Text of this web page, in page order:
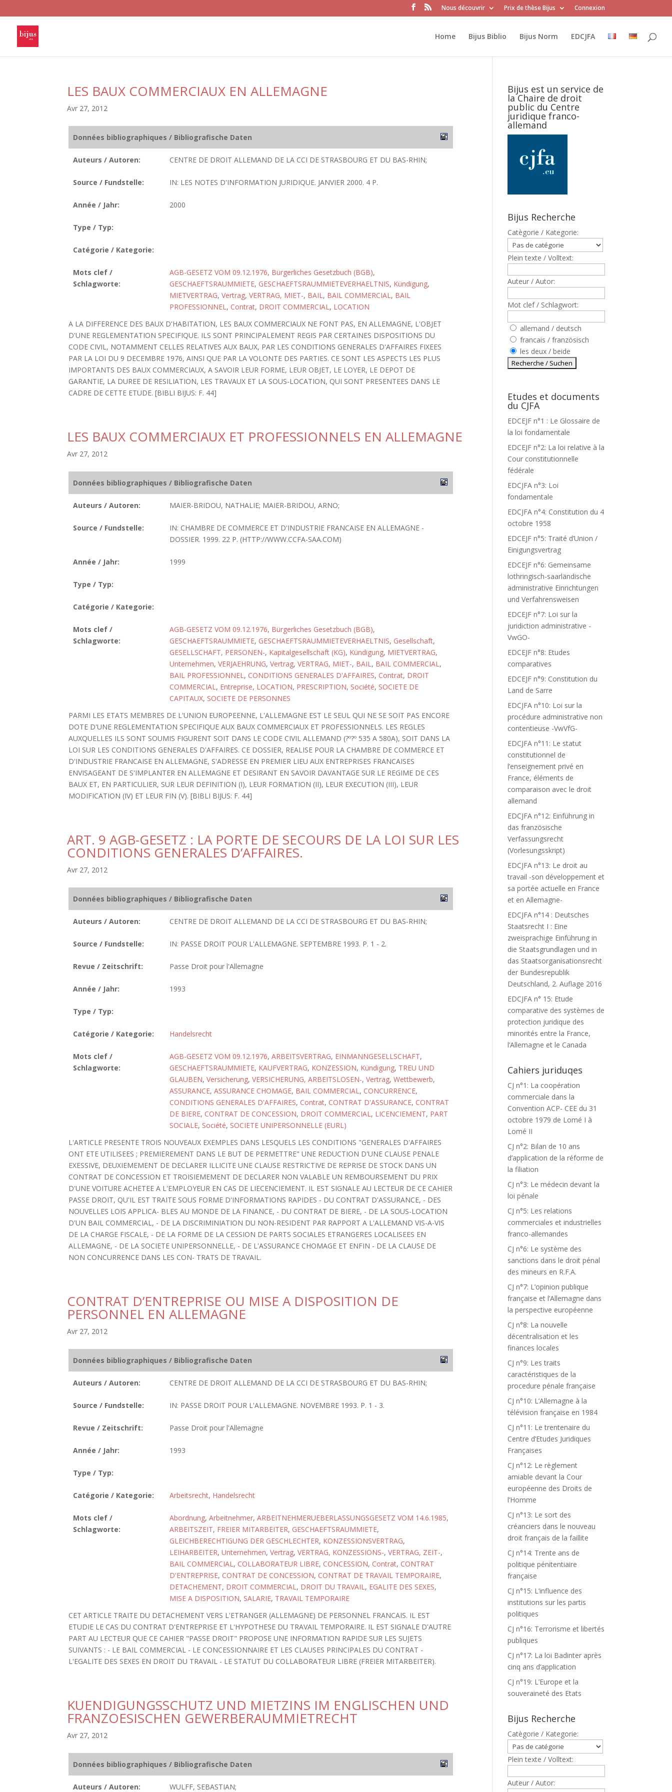
Nous découvrir Prix de thèse Bijus Connexion
Home Bijus Biblio Bijus Norm EDCJFA
LES BAUX COMMERCIAUX EN ALLEMAGNE
Avr 27, 2012
Données bibliographiques / Bibliografische Daten
Auteurs / Autoren: CENTRE DE DROIT ALLEMAND DE LA CCI DE STRASBOURG ET DU BAS-RHIN;
Source / Fundstelle: IN: LES NOTES D'INFORMATION JURIDIQUE. JANVIER 2000. 4 P.
Année / Jahr: 2000
Type / Typ:
Catégorie / Kategorie:
Mots clef /
Schlagworte:
AGB-GESETZ VOM 09.12.1976, Bürgerliches Gesetzbuch (BGB),
GESCHAEFTSRAUMMIETE, GESCHAEFTSRAUMMIETEVERHAELTNIS, Kündigung,
MIETVERTRAG, Vertrag, VERTRAG, MIET-, BAIL, BAIL COMMERCIAL, BAIL
PROFESSIONNEL, Contrat, DROIT COMMERCIAL, LOCATION
A LA DIFFERENCE DES BAUX D'HABITATION, LES BAUX COMMERCIAUX NE FONT PAS, EN ALLEMAGNE, L'OBJET
D'UNE REGLEMENTATION SPECIFIQUE. ILS SONT PRINCIPALEMENT REGIS PAR CERTAINES DISPOSITIONS DU
CODE CIVIL, NOTAMMENT CELLES RELATIVES AUX BAUX, PAR LES CONDITIONS GENERALES D'AFFAIRES FIXEES
PAR LA LOI DU 9 DECEMBRE 1976, AINSI QUE PAR LA VOLONTE DES PARTIES. CE SONT LES ASPECTS LES PLUS
IMPORTANTS DES BAUX COMMERCIAUX, A SAVOIR LEUR FORME, LEUR OBJET, LE LOYER, LE DEPOT DE
GARANTIE, LA DUREE DE RESILIATION, LES TRAVAUX ET LA SOUS-LOCATION, QUI SONT PRESENTEES DANS LE
CADRE DE CETTE ETUDE. [BIBLI BIJUS: F. 44]
LES BAUX COMMERCIAUX ET PROFESSIONNELS EN ALLEMAGNE
Avr 27, 2012
Données bibliographiques / Bibliografische Daten
Auteurs / Autoren: MAIER-BRIDOU, NATHALIE; MAIER-BRIDOU, ARNO;
Source / Fundstelle:
IN: CHAMBRE DE COMMERCE ET D'INDUSTRIE FRANCAISE EN ALLEMAGNE -
DOSSIER. 1999. 22 P. (HTTP://WWW.CCFA-SAA.COM)
Année / Jahr: 1999
Type / Typ:
Catégorie / Kategorie:
Mots clef /
Schlagworte:
AGB-GESETZ VOM 09.12.1976, Bürgerliches Gesetzbuch (BGB),
GESCHAEFTSRAUMMIETE, GESCHAEFTSRAUMMIETEVERHAELTNIS, Gesellschaft,
GESELLSCHAFT, PERSONEN-, Kapitalgesellschaft (KG), Kündigung, MIETVERTRAG,
Unternehmen, VERJAEHRUNG, Vertrag, VERTRAG, MIET-, BAIL, BAIL COMMERCIAL,
BAIL PROFESSIONNEL, CONDITIONS GENERALES D'AFFAIRES, Contrat, DROIT
COMMERCIAL, Entreprise, LOCATION, PRESCRIPTION, Société, SOCIETE DE
CAPITAUX, SOCIETE DE PERSONNES
PARMI LES ETATS MEMBRES DE L'UNION EUROPEENNE, L'ALLEMAGNE EST LE SEUL QUI NE SE SOIT PAS ENCORE
DOTE D'UNE REGLEMENTATION SPECIFIQUE AUX BAUX COMMERCIAUX ET PROFESSIONNELS. LES REGLES
AUXQUELLES ILS SONT SOUMIS FIGURENT SOIT DANS LE CODE CIVIL ALLEMAND (?º?º 535 A 580A), SOIT DANS LA
LOI SUR LES CONDITIONS GENERALES D'AFFAIRES. CE DOSSIER, REALISE POUR LA CHAMBRE DE COMMERCE ET
D'INDUSTRIE FRANCAISE EN ALLEMAGNE, S'ADRESSE EN PREMIER LIEU AUX ENTREPRISES FRANCAISES
ENVISAGEANT DE S'IMPLANTER EN ALLEMAGNE ET DESIRANT EN SAVOIR DAVANTAGE SUR LE REGIME DE CES
BAUX ET, EN PARTICULIER, SUR LEUR DEFINITION (I), LEUR FORMATION (II), LEUR EXECUTION (III), LEUR
MODIFICATION (IV) ET LEUR FIN (V). [BIBLI BIJUS: F. 44]
ART. 9 AGB-GESETZ : LA PORTE DE SECOURS DE LA LOI SUR LES
CONDITIONS GENERALES D’AFFAIRES.
Avr 27, 2012
Données bibliographiques / Bibliografische Daten
Auteurs / Autoren: CENTRE DE DROIT ALLEMAND DE LA CCI DE STRASBOURG ET DU BAS-RHIN;
Source / Fundstelle: IN: PASSE DROIT POUR L'ALLEMAGNE. SEPTEMBRE 1993. P. 1 - 2.
Revue / Zeitschrift: Passe Droit pour l'Allemagne
Année / Jahr: 1993
Type / Typ:
Catégorie / Kategorie: Handelsrecht
Mots clef /
Schlagworte:
AGB-GESETZ VOM 09.12.1976, ARBEITSVERTRAG, EINMANNGESELLSCHAFT,
GESCHAEFTSRAUMMIETE, KAUFVERTRAG, KONZESSION, Kündigung, TREU UND
GLAUBEN, Versicherung, VERSICHERUNG, ARBEITSLOSEN-, Vertrag, Wettbewerb,
ASSURANCE, ASSURANCE CHOMAGE, BAIL COMMERCIAL, CONCURRENCE,
CONDITIONS GENERALES D'AFFAIRES, Contrat, CONTRAT D'ASSURANCE, CONTRAT
DE BIERE, CONTRAT DE CONCESSION, DROIT COMMERCIAL, LICENCIEMENT, PART
SOCIALE, Société, SOCIETE UNIPERSONNELLE (EURL)
L'ARTICLE PRESENTE TROIS NOUVEAUX EXEMPLES DANS LESQUELS LES CONDITIONS "GENERALES D'AFFAIRES
ONT ETE UTILISEES ; PREMIEREMENT DANS LE BUT DE PERMETTRE" UNE REDUCTION D'UNE CLAUSE PENALE
EXESSIVE, DEUXIEMEMENT DE DECLARER ILLICITE UNE CLAUSE RESTRICTIVE DE REPRISE DE STOCK DANS UN
CONTRAT DE CONCESSION ET TROISIEMEMENT DE DECLARER NON VALABLE UN REMBOURSEMENT DU PRIX
D'UNE VOITURE ACHETEE A L'EMPLOYEUR EN CAS DE LIECENCIEMENT. IL EST SIGNALE AU LECTEUR DE CE CAHIER
PASSE DROIT, QU'IL EST TRAITE SOUS FORME D'INFORMATIONS RAPIDES - DU CONTRAT D'ASSURANCE, - DES
NOUVELLES LOIS APPLICA- BLES AU MONDE DE LA FINANCE, - DU CONTRAT DE BIERE, - DE LA SOUS-LOCATION
D'UN BAIL COMMERCIAL, - DE LA DISCRIMINIATION DU NON-RESIDENT PAR RAPPORT A L'ALLEMAND VIS-A-VIS
DE LA CHARGE FISCALE, - DE LA FORME DE LA CESSION DE PARTS SOCIALES ETRANGERES LOCALISEES EN
ALLEMAGNE, - DE LA SOCIETE UNIPERSONNELLE, - DE L'ASSURANCE CHOMAGE ET ENFIN - DE LA CLAUSE DE
NON CONCURRENCE DANS LES CON- TRATS DE TRAVAIL.
CONTRAT D’ENTREPRISE OU MISE A DISPOSITION DE
PERSONNEL EN ALLEMAGNE
Avr 27, 2012
Données bibliographiques / Bibliografische Daten
Auteurs / Autoren: CENTRE DE DROIT ALLEMAND DE LA CCI DE STRASBOURG ET DU BAS-RHIN;
Source / Fundstelle: IN: PASSE DROIT POUR L'ALLEMAGNE. NOVEMBRE 1993. P. 1 - 3.
Revue / Zeitschrift: Passe Droit pour l'Allemagne
Année / Jahr: 1993
Type / Typ:
Catégorie / Kategorie: Arbeitsrecht, Handelsrecht
Mots clef /
Schlagworte:
Abordnung, Arbeitnehmer, ARBEITNEHMERUEBERLASSUNGSGESETZ VOM 14.6.1985,
ARBEITSZEIT, FREIER MITARBEITER, GESCHAEFTSRAUMMIETE,
GLEICHBERECHTIGUNG DER GESCHLECHTER, KONZESSIONSVERTRAG,
LEIHARBEITER, Unternehmen, Vertrag, VERTRAG, KONZESSIONS-, VERTRAG, ZEIT-,
BAIL COMMERCIAL, COLLABORATEUR LIBRE, CONCESSION, Contrat, CONTRAT
D'ENTREPRISE, CONTRAT DE CONCESSION, CONTRAT DE TRAVAIL TEMPORAIRE,
DETACHEMENT, DROIT COMMERCIAL, DROIT DU TRAVAIL, EGALITE DES SEXES,
MISE A DISPOSITION, SALARIE, TRAVAIL TEMPORAIRE
CET ARTICLE TRAITE DU DETACHEMENT VERS L'ETRANGER (ALLEMAGNE) DE PERSONNEL FRANCAIS. IL EST
ETUDIE LE CAS DU CONTRAT D'ENTREPRISE ET L'HYPOTHESE DU TRAVAIL TEMPORAIRE. IL EST SIGNALE D'AUTRE
PART AU LECTEUR QUE CE CAHIER "PASSE DROIT" PROPOSE UNE INFORMATION RAPIDE SUR LES SUJETS
SUIVANTS : - LE BAIL COMMERCIAL - LE CONCESSIONNAIRE ET LES CLAUSES PRINCIPALES DU CONTRAT -
L'EGALITE DES SEXES EN DROIT DU TRAVAIL - LE STATUT DU COLLABORATEUR LIBRE (FREIER MITARBEITER).
KUENDIGUNGSSCHUTZ UND MIETZINS IM ENGLISCHEN UND
FRANZOESISCHEN GEWERBERAUMMIETRECHT
Avr 27, 2012
Données bibliographiques / Bibliografische Daten
Auteurs / Autoren: WULFF, SEBASTIAN;
Bijus est un service de
la Chaire de droit
public du Centre
juridique franco-
allemand
Bijus Recherche
Catègorie / Kategorie:
Plein texte / Volltext:
Auteur / Autor:
Mot clef / Schlagwort:
allemand / deutsch
francais / französisch
les deux / beide
Etudes et documents
du CJFA
EDCEJF n°1 : Le Glossaire de
la loi fondamentale
EDCEJF n°2: La loi relative à la
Cour constitutionnelle
fédérale
EDCJFA n°3: Loi
fondamentale
EDCJFA n°4: Constitution du 4
octobre 1958
EDCEJF n°5: Traité d’Union /
Einigungsvertrag
EDCEJF n°6: Gemeinsame
lothringisch-saarländische
administrative Einrichtungen
und Verfahrensweisen
EDCEJF n°7: Loi sur la
juridiction administrative -
VwGO-
EDCEJF n°8: Etudes
comparatives
EDCEJF n°9: Constitution du
Land de Sarre
EDCJFA n°10: Loi sur la
procédure administrative non
contentieuse -VwVfG-
EDCJFA n°11: Le statut
constitutionnel de
l’enseignement privé en
France, éléments de
comparaison avec le droit
allemand
EDCJFA n°12: Einführung in
das französische
Verfassungsrecht
(Vorlesungsskript)
EDCJFA n°13: Le droit au
travail -son développement et
sa portée actuelle en France
et en Allemagne-
EDCJFA n°14 : Deutsches
Staatsrecht I : Eine
zweisprachige Einführung in
die Staatsgrundlagen und in
das Staatsorganisationsrecht
der Bundesrepublik
Deutschland, 2. Auflage 2016
EDCJFA n° 15: Etude
comparative des systèmes de
protection juridique des
minorités entre la France,
l’Allemagne et le Canada
Cahiers juriduqes
CJ n°1: La coopération
commerciale dans la
Convention ACP- CEE du 31
octobre 1979 de Lomé I à
Lomé II
CJ n°2: Bilan de 10 ans
d’application de la réforme de
la filiation
CJ n°3: Le médecin devant la
loi pénale
CJ n°5: Les relations
commerciales et industrielles
franco-allemandes
CJ n°6: Le système des
sanctions dans le droit pénal
des mineurs en R.F.A.
CJ n°7: L’opinion publique
française et l’Allemagne dans
la perspective européenne
CJ n°8: La nouvelle
décentralisation et les
finances locales
CJ n°9: Les traits
caractéristiques de la
procedure pénale française
CJ n°10: L’Allemagne à la
télévision française en 1984
CJ n°11: Le trentenaire du
Centre d’Etudes Juridiques
Françaises
CJ n°12: Le règlement
amiable devant la Cour
européenne des Droits de
l’Homme
CJ n°13: Le sort des
créanciers dans le nouveau
droit français de la faillite
CJ n°14: Trente ans de
politique pénitentiaire
française
CJ n°15: L’influence des
institutions sur les partis
politiques
CJ n°16: Terrorisme et libertés
publiques
CJ n°17: La loi Badinter après
cinq ans d’application
CJ n°19: L’Europe et la
souveraineté des Etats
Bijus Recherche
Catègorie / Kategorie:
Plein texte / Volltext:
Auteur / Autor: